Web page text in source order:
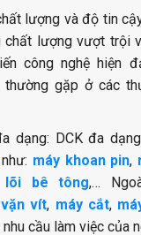
lượng và độ tin
chất lượng vượt trội
công nghệ hiện
gặp ở các
dạng: DCK đa
như: máy khoan pin,
lõi bê tông,…
vít, máy cắt,
cầu làm việc của